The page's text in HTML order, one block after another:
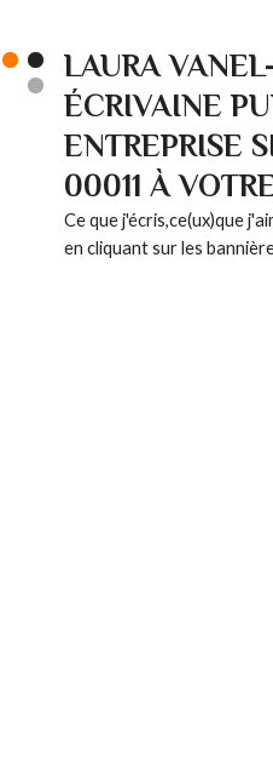
LAURA
ÉCRIVAINE
ENTREPRISE
00011 À
Ce que j'écris,ce(ux)que
en cliquant sur les